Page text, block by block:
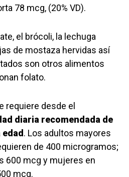
78 mcg, (20% VD).
el brócoli, la lechuga
de mostaza hervidas así
son otros alimentos
folato.
requiere desde el
diaria recomendada de
. Los adultos mayores
de 400 microgramos;
600 mcg y mujeres en
mcg.